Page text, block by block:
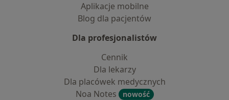
Aplikacje mobilne
Blog dla pacjentów
Dla profesjonalistów
Cennik
Dla lekarzy
Dla placówek medycznych
Noa Notes
nowość